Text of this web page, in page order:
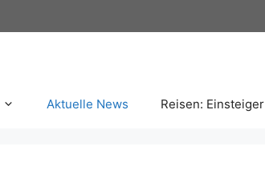
Aktuelle News Reisen: Einsteiger